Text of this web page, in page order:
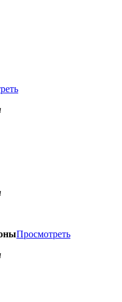
Просмотреть